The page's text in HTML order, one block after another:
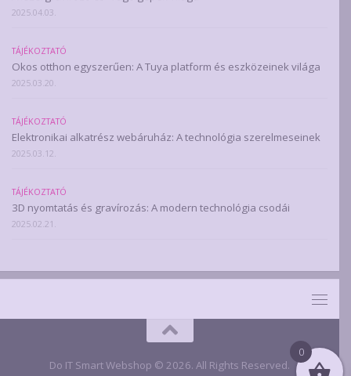
2025.04.03.
TÁJÉKOZTATÓ
Okos otthon egyszerűen: A Tuya platform és eszközeinek világa
2025.03.20.
TÁJÉKOZTATÓ
Elektronikai alkatrész webáruház: A technológia szerelmeseinek
2025.03.12.
TÁJÉKOZTATÓ
3D nyomtatás és gravírozás: A modern technológia csodái
2025.02.21.
Do IT Smart Webshop © 2026. All Rights Reserved.
0